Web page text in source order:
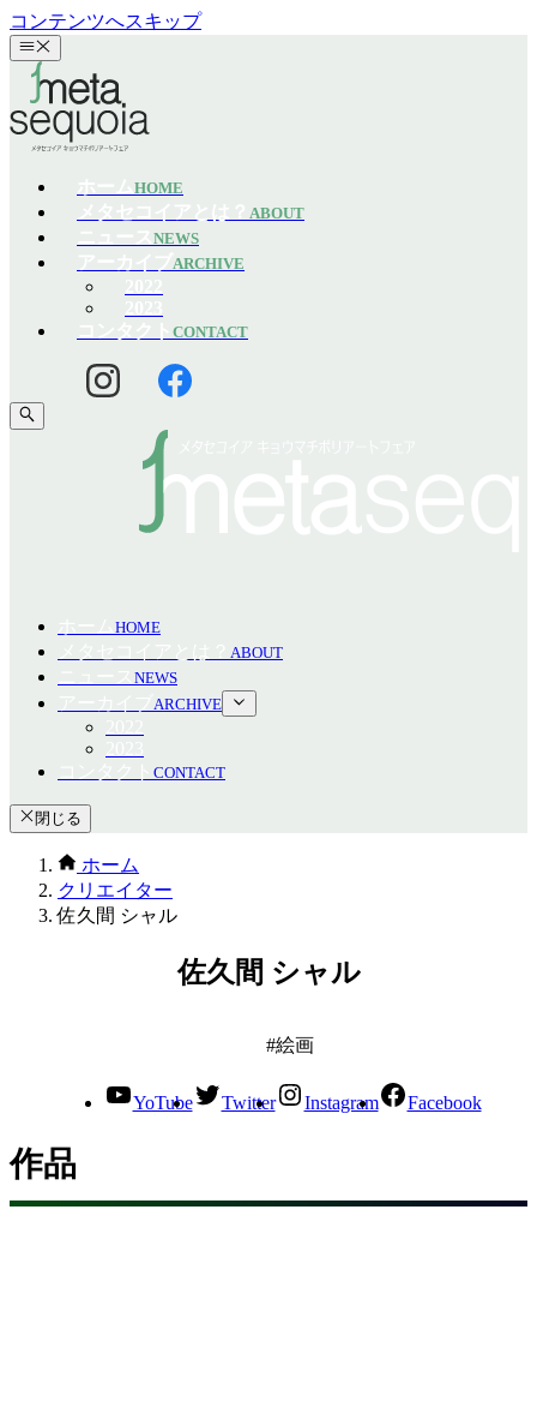
コンテンツへスキップ
HOME
ABOUT
NEWS
ARCHIVE
CONTACT
HOME
ABOUT
NEWS
ARCHIVE
CONTACT
閉じる
ホーム
クリエイター
佐久間 シャル
佐久間 シャル
絵画
YoTube Twitter Instagram Facebook
作品